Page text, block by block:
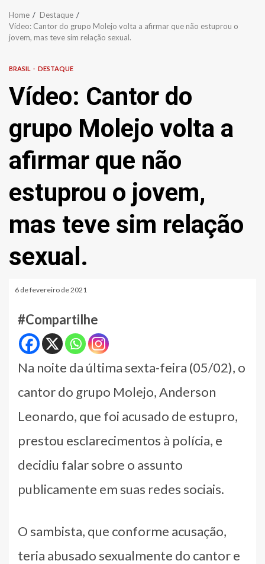
Home
Destaque
Vídeo: Cantor do grupo Molejo volta a afirmar que não estuprou o
jovem, mas teve sim relação sexual.
BRASIL DESTAQUE
Vídeo: Cantor do
grupo Molejo volta a
afirmar que não
estuprou o jovem,
mas teve sim relação
sexual.
6 de fevereiro de 2021
#Compartilhe
Na noite da última sexta-feira (05/02), o
cantor do grupo Molejo, Anderson
Leonardo, que foi acusado de estupro,
prestou esclarecimentos à polícia, e
decidiu falar sobre o assunto
publicamente em suas redes sociais.
O sambista, que conforme acusação,
teria abusado sexualmente do cantor e